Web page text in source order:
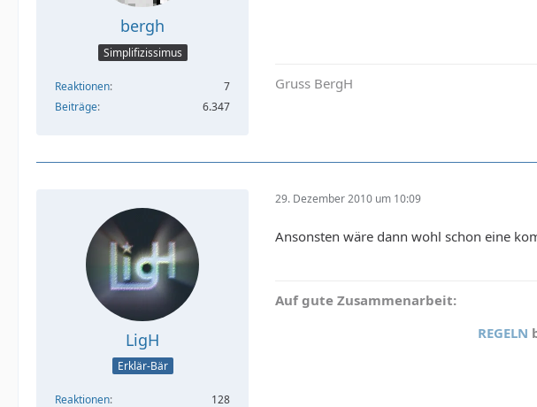
bergh
Simplifizissimus
Reaktionen
7
Beiträge
6.347
Gruss BergH
LigH
Erklär-Bär
Reaktionen
128
29. Dezember 2010 um 10:09
Ansonsten wäre dann wohl schon eine
Auf gute Zusammenarbeit:
REGELN